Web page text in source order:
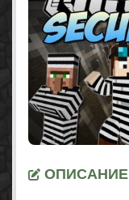
ОПИСАНИЕ